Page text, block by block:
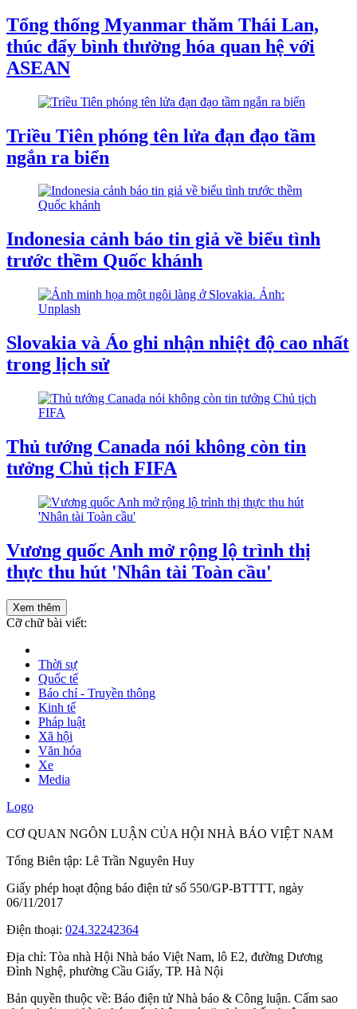
Tổng thống Myanmar thăm Thái Lan,
thúc đẩy bình thường hóa quan hệ với
ASEAN
Triều Tiên phóng tên lửa đạn đạo tầm
ngắn ra biển
Indonesia cảnh báo tin giả về biểu tình
trước thềm Quốc khánh
Slovakia và Áo ghi nhận nhiệt độ cao nhất
trong lịch sử
Thủ tướng Canada nói không còn tin
tưởng Chủ tịch FIFA
Vương quốc Anh mở rộng lộ trình thị
thực thu hút 'Nhân tài Toàn cầu'
Xem thêm
Cỡ chữ bài viết:
Thời sự
Quốc tế
Báo chí - Truyền thông
Kinh tế
Pháp luật
Xã hội
Văn hóa
Xe
Media
Logo
CƠ QUAN NGÔN LUẬN CỦA HỘI NHÀ BÁO VIỆT NAM
Tổng Biên tập: Lê Trần Nguyên Huy
Giấy phép hoạt động báo điện tử số 550/GP-BTTTT, ngày
06/11/2017
Điện thoại: 024.32242364
Địa chỉ: Tòa nhà Hội Nhà báo Việt Nam, lô E2, đường Dương
Đình Nghệ, phường Cầu Giấy, TP. Hà Nội
Bản quyền thuộc về: Báo điện tử Nhà báo & Công luận. Cấm sao